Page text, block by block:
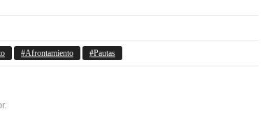
Afrontamiento Pautas